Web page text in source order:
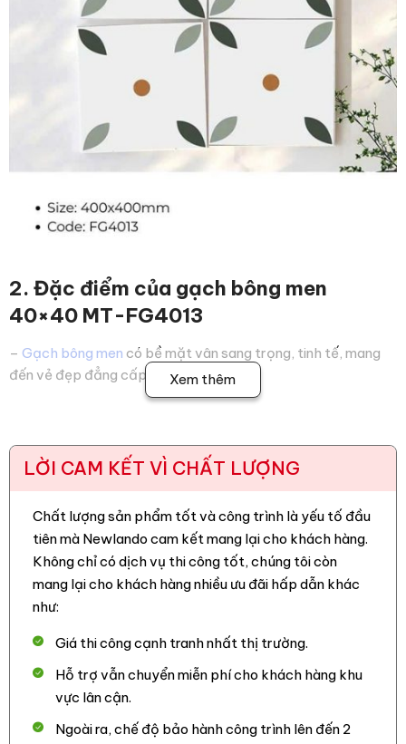
2. Đặc điểm của gạch bông men
40×40 MT-FG4013
– Gạch bông men có bề mặt vân sang trọng, tinh tế, mang
đến vẻ đẹp đẳng cấp cho không gian
– Men Matt không chỉ làm tăng tính thẩm mỹ mà chống trơn
trượt hiệu quả đặc biệt là trong các khu vực ướt như phòng
tắm hoặc nhà bếp, đảm bảo an toàn cho người sử dụng
– Chống thấm nước trung bình, dễ dàng vệ sinh
– Kích thước 40×40 linh hoạt, phù hợp với nhiều diện tích
thi công
– Phù hợp ốp lát, trang trí cho nhiều không gian khác nhau
ngủ, nhà bếp, nhà tắm,… tạo điểm nhấn đặc biệt cho khu
vực cần trang trí.
Xem thêm
LỜI CAM KẾT VÌ CHẤT LƯỢNG
Chất lượng sản phẩm tốt và công trình là yếu tố đầu
tiên mà Newlando cam kết mang lại cho khách hàng.
Không chỉ có dịch vụ thi công tốt, chúng tôi còn
mang lại cho khách hàng nhiều ưu đãi hấp dẫn khác
như:
Giá thi công cạnh tranh nhất thị trường.
Hỗ trợ vẫn chuyển miễn phí cho khách hàng khu
vực lân cận.
Ngoài ra, chế độ bảo hành công trình lên đến 2